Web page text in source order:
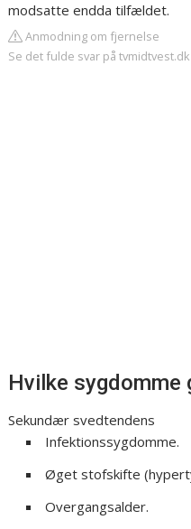
modsatte endda tilfældet.
Anmodning om fjernelse
Se det fulde svar på tvmidtvest.dk
Hvilke sygdomme
Sekundær svedtendens
Infektionssygdomme.
Øget stofskifte
Overgangsalder.